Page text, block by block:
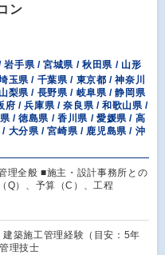
ン
岩手県 / 宮城県 / 秋田県 / 山形
玉県 / 千葉県 / 東京都 / 神奈川
梨県 / 長野県 / 岐阜県 / 静岡県
府 / 兵庫県 / 奈良県 / 和歌山県 /
/ 徳島県 / 香川県 / 愛媛県 / 高
大分県 / 宮崎県 / 鹿児島県 / 沖
理全般 ■施主・設計事務所との
Q）、予算（C）、工程
築施工管理経験（目安：5年
理技士